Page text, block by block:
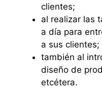
clientes;
al realizar las
a día para
a sus clientes;
también al
diseño de
etcétera.